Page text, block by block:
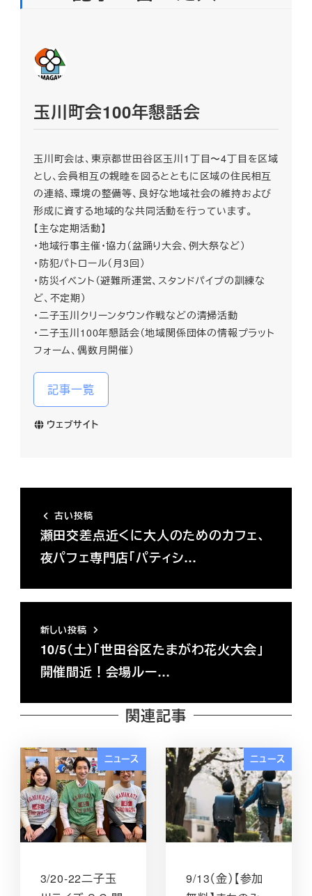
玉川町会100年懇話会
玉川町会は、東京都世田谷区玉川1丁目〜4丁目を区域
とし、会員相互の親睦を図るとともに区域の住民相互
の連絡、環境の整備等、良好な地域社会の維持および
形成に資する地域的な共同活動を行っています。
【主な定期活動】
・地域行事主催・協力（盆踊り大会、例大祭など）
・防犯パトロール（月3回）
・防災イベント（避難所運営、スタンドパイプの訓練な
ど、不定期）
・二子玉川クリーンタウン作戦などの清掃活動
・二子玉川100年懇話会（地域関係団体の情報プラット
フォーム、偶数月開催）
記事一覧
ウェブサイト
古い投稿
瀬田交差点近くに大人のためのカフェ、
夜パフェ専門店「パティシ…
新しい投稿
10/5（土）「世田谷区たまがわ花火大会」
開催間近！会場ルー…
関連記事
ニュース
3/20-22二子玉
ニュース
9/13（金）【参加